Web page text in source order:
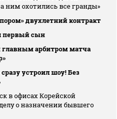
ним охотились все гранды»
двухлетний контракт
первый сын
арбитром матча
устроил шоу! Без
в офисах Корейской
о назначении бывшего